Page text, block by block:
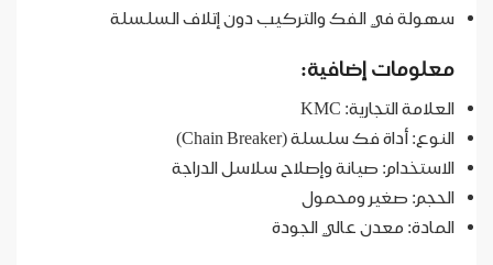
سهولة في الفك والتركيب دون إتلاف السلسلة
معلومات إضافية:
العلامة التجارية: KMC
النوع: أداة فك سلسلة (Chain Breaker)
الاستخدام: صيانة وإصلاح سلاسل الدراجة
الحجم: صغير ومحمول
المادة: معدن عالي الجودة